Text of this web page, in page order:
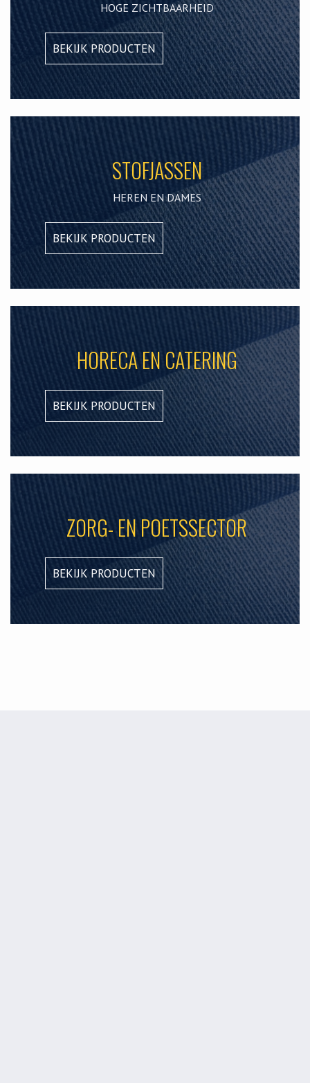
HOGE ZICHTBAARHEID
BEKIJK PRODUCTEN
STOFJASSEN
HEREN EN DAMES
BEKIJK PRODUCTEN
HORECA EN CATERING
BEKIJK PRODUCTEN
ZORG- EN POETSSECTOR
BEKIJK PRODUCTEN